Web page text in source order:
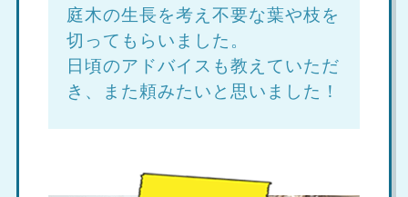
庭木の生長を考え不要な葉や枝を
切ってもらいました。
日頃のアドバイスも教えていただ
き、また頼みたいと思いました！